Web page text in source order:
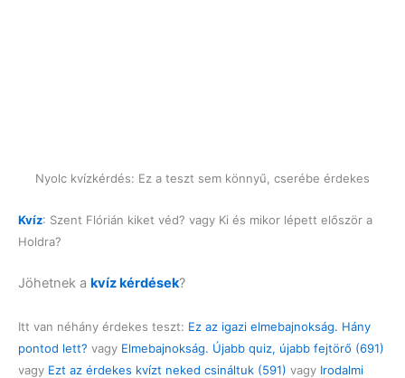
Nyolc kvízkérdés: Ez a teszt sem könnyű, cserébe érdekes
Kvíz: Szent Flórián kiket véd? vagy Ki és mikor lépett először a
Holdra?
Jöhetnek a kvíz kérdések?
Itt van néhány érdekes teszt: Ez az igazi elmebajnokság. Hány
pontod lett? vagy Elmebajnokság. Újabb quiz, újabb fejtörő (691)
vagy Ezt az érdekes kvízt neked csináltuk (591) vagy Irodalmi